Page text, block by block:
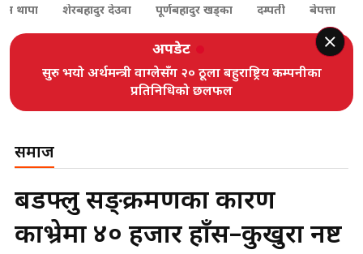
शेरबहादुर देउवा पूर्णबहादुर खड्का दम्पती बेपत्ता
अपडेट
सुरु भयो अर्थमन्त्री वाग्लेसँग २० ठूला बहुराष्ट्रिय कम्पनीका
प्रतिनिधिको छलफल
समाज
बर्डफ्लु सङ्क्रमणका कारण
काभ्रेमा ४० हजार हाँस–कुखुरा नष्ट